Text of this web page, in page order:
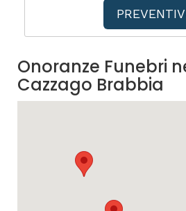
Onoranze Funebri
Cazzago Brabbia